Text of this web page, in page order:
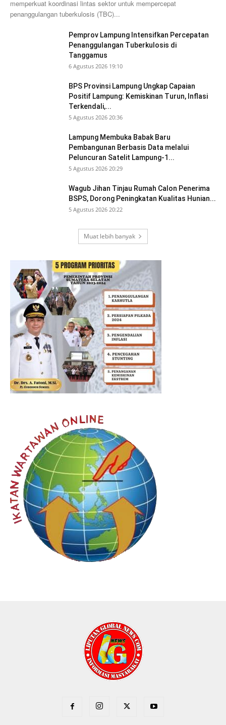
memperkuat koordinasi lintas sektor untuk mempercepat
penanggulangan tuberkulosis (TBC)...
Pemprov Lampung Intensifkan Percepatan
Penanggulangan Tuberkulosis di
Tanggamus
6 Agustus 2026 19:10
BPS Provinsi Lampung Ungkap Capaian
Positif Lampung: Kemiskinan Turun, Inflasi
Terkendali,...
5 Agustus 2026 20:36
Lampung Membuka Babak Baru
Pembangunan Berbasis Data melalui
Peluncuran Satelit Lampung-1...
5 Agustus 2026 20:29
Wagub Jihan Tinjau Rumah Calon Penerima
BSPS, Dorong Peningkatan Kualitas Hunian...
5 Agustus 2026 20:22
Muat lebih banyak